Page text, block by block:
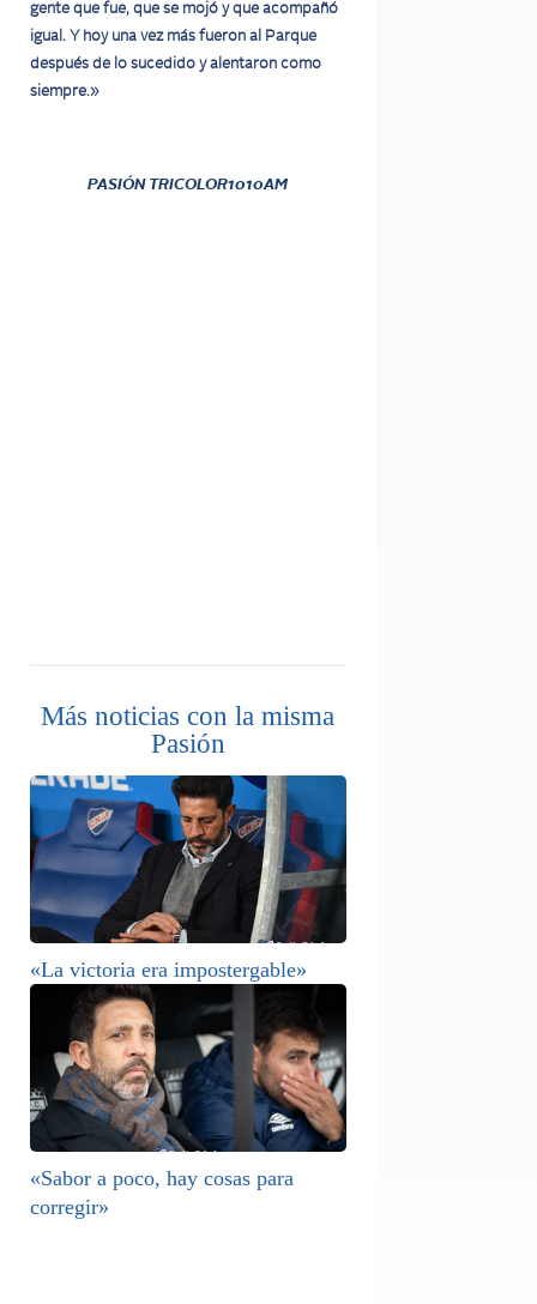
gente que fue, que se mojó y que acompañó
igual. Y hoy una vez más fueron al Parque
después de lo sucedido y alentaron como
siempre.»
PASIÓN TRICOLOR1010AM
Más noticias con la misma
Pasión
«La victoria era impostergable»
«Sabor a poco, hay cosas para
corregir»